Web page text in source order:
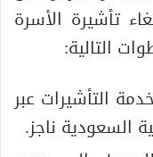
تأشيرة الأسرة
التالية:
التأشيرات عبر
السعودية ناجز.